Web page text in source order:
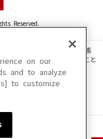
Reserved.
動画・音声等を、手段や形態
転載、ファイル化などすること
場合があります。
合があります。
on our
and to analyze
to customize